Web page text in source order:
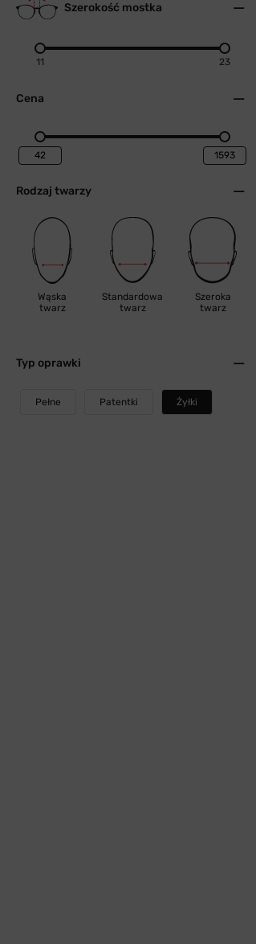
Szerokość mostka
11 23
Cena
Rodzaj twarzy
Wąska
twarz
Standardowa
twarz
Szeroka
twarz
Typ oprawki
Pełne Patentki Żyłki